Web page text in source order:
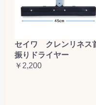
セイワ クレンリネス
振りドライヤー
￥2,200